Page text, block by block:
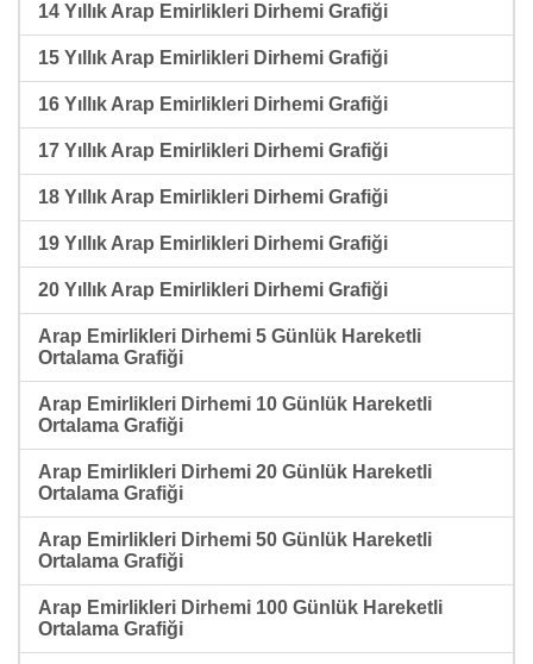
14 Yıllık Arap Emirlikleri Dirhemi Grafiği
15 Yıllık Arap Emirlikleri Dirhemi Grafiği
16 Yıllık Arap Emirlikleri Dirhemi Grafiği
17 Yıllık Arap Emirlikleri Dirhemi Grafiği
18 Yıllık Arap Emirlikleri Dirhemi Grafiği
19 Yıllık Arap Emirlikleri Dirhemi Grafiği
20 Yıllık Arap Emirlikleri Dirhemi Grafiği
Arap Emirlikleri Dirhemi 5 Günlük Hareketli
Ortalama Grafiği
Arap Emirlikleri Dirhemi 10 Günlük Hareketli
Ortalama Grafiği
Arap Emirlikleri Dirhemi 20 Günlük Hareketli
Ortalama Grafiği
Arap Emirlikleri Dirhemi 50 Günlük Hareketli
Ortalama Grafiği
Arap Emirlikleri Dirhemi 100 Günlük Hareketli
Ortalama Grafiği